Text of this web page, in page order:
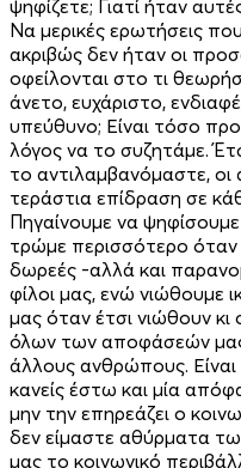
ψηφίζετε; Γιατί ήταν
Να μερικές ερωτήσεις
ακριβώς δεν ήταν οι
οφείλονται στο τι
άνετο, ευχάριστο,
υπεύθυνο; Είναι τόσο
λόγος να το συζητάμε.
το αντιλαμβανόμαστε,
τεράστια επίδραση σε
Πηγαίνουμε να ψηφίσουμε
τρώμε περισσότερο όταν
δωρεές -αλλά και
φίλοι μας, ενώ νιώθουμε
μας όταν έτσι νιώθουν
όλων των αποφάσεών
άλλους ανθρώπους.
κανείς έστω και μία
μην την επηρεάζει ο
δεν είμαστε αθύρματα
μας το κοινωνικό